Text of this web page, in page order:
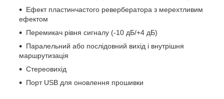
Ефект пластинчастого ревербератора з мерехтливим
ефектом
Перемикач рівня сигналу (-10 дБ/+4 дБ)
Паралельний або послідовний вихід і внутрішня
маршрутизація
Стереовихід
Порт USB для оновлення прошивки